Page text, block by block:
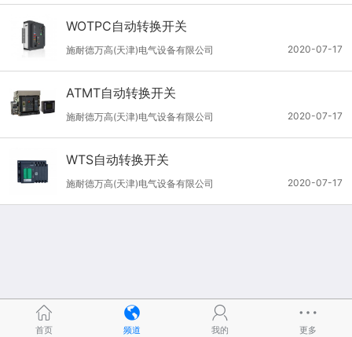
WOTPC自动转换开关
2020-07-17
施耐德万高(天津)电气设备有限公司
ATMT自动转换开关
2020-07-17
施耐德万高(天津)电气设备有限公司
WTS自动转换开关
2020-07-17
施耐德万高(天津)电气设备有限公司
首页 频道 我的 更多